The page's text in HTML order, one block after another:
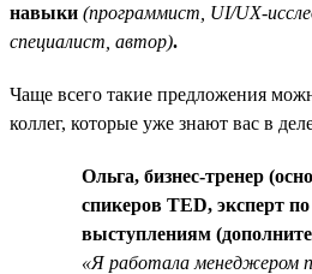
навыки (программист, UI/UX-
специалист, автор).
Чаще всего такие предложения
коллег, которые уже знают вас в
Ольга, бизнес-тренер
спикеров TED, эксперт
выступлениям
«Я работала менеджером